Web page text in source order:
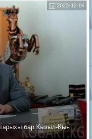
2023-12-04
бар Кызыл-Кыя